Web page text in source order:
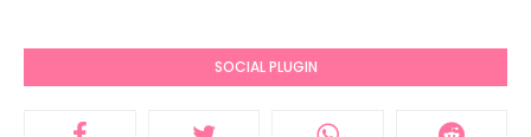
SOCIAL PLUGIN